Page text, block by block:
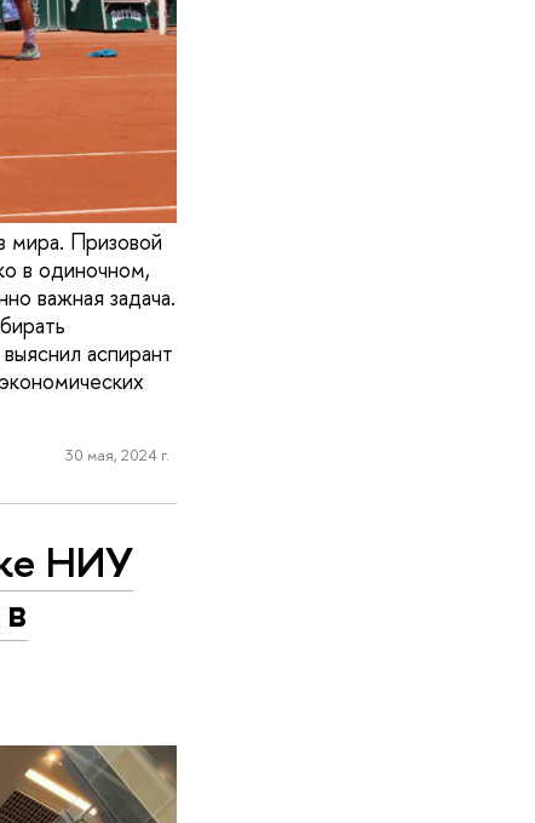
мира. Призовой
в одиночном,
важная задача.
аспирант
30 мая, 2024 г.
НИУ